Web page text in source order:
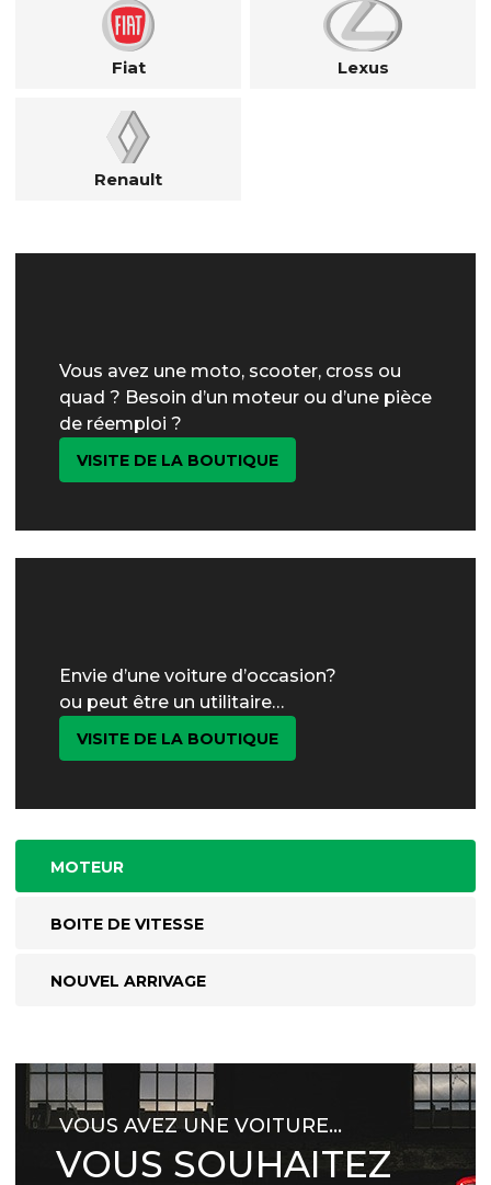
Fiat Lexus
Renault
Vous avez une moto, scooter, cross ou
quad ? Besoin d’un moteur ou d’une pièce
de réemploi ?
VISITE DE LA BOUTIQUE
Envie d’une voiture d’occasion?
ou peut être un utilitaire…
VISITE DE LA BOUTIQUE
MOTEUR
BOITE DE VITESSE
NOUVEL ARRIVAGE
VOUS AVEZ UNE VOITURE…
VOUS SOUHAITEZ